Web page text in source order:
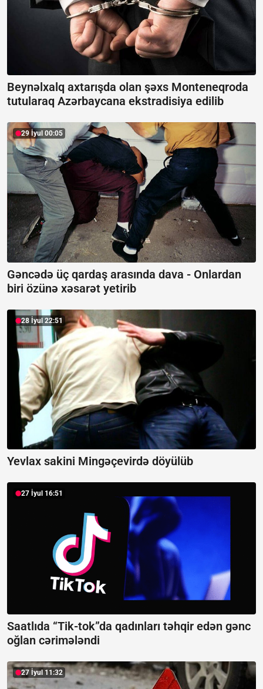
Beynəlxalq axtarışda olan şəxs Monteneqroda
tutularaq Azərbaycana ekstradisiya edilib
29 İyul 00:05
Gəncədə üç qardaş arasında dava - Onlardan
biri özünə xəsarət yetirib
28 İyul 22:51
Yevlax sakini Mingəçevirdə döyülüb
27 İyul 16:51
Saatlıda “Tik-tok”da qadınları təhqir edən gənc
oğlan cərimələndi
27 İyul 11:32